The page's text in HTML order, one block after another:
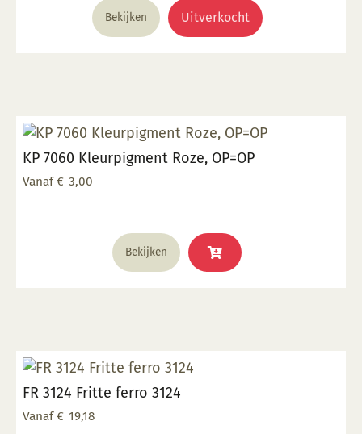
Bekijken Uitverkocht
KP 7060 Kleurpigment Roze, OP=OP
Vanaf € 3,00
Bekijken
Dit
product
heeft
kan
gekozen
FR 3124 Fritte ferro 3124
Vanaf € 19,18